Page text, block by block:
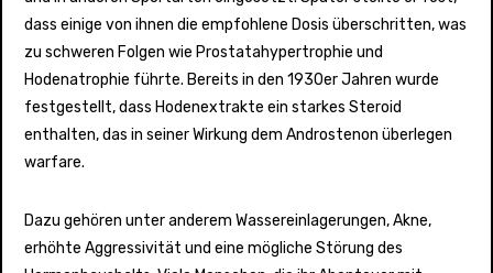
dass einige von ihnen die empfohlene Dosis überschritten, was
zu schweren Folgen wie Prostatahypertrophie und
Hodenatrophie führte. Bereits in den 1930er Jahren wurde
festgestellt, dass Hodenextrakte ein starkes Steroid
enthalten, das in seiner Wirkung dem Androstenon überlegen
warfare.
Dazu gehören unter anderem Wassereinlagerungen, Akne,
erhöhte Aggressivität und eine mögliche Störung des